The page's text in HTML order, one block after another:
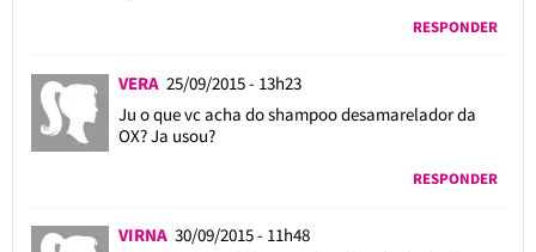
RESPONDER
VERA 25/09/2015 - 13h23
Ju o que vc acha do shampoo desamarelador da
OX? Ja usou?
RESPONDER
VIRNA 30/09/2015 - 11h48